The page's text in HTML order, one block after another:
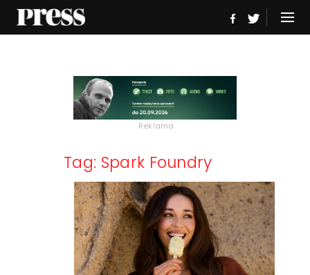
Reklama
Tag: Spark Foundry